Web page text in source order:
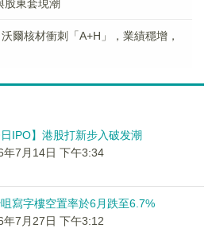
股東套現潮
沃爾核材衝刺「A+H」，業績穩增，
日IPO】港股打新步入破发潮
年7月14日 下午3:34
寫字樓空置率於6月跌至6.7%
年7月27日 下午3:12